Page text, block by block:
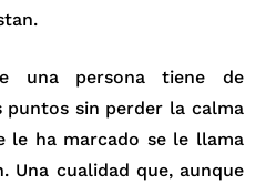
una persona tiene de
puntos sin perder la calma
le ha marcado se le llama
Una cualidad que, aunque